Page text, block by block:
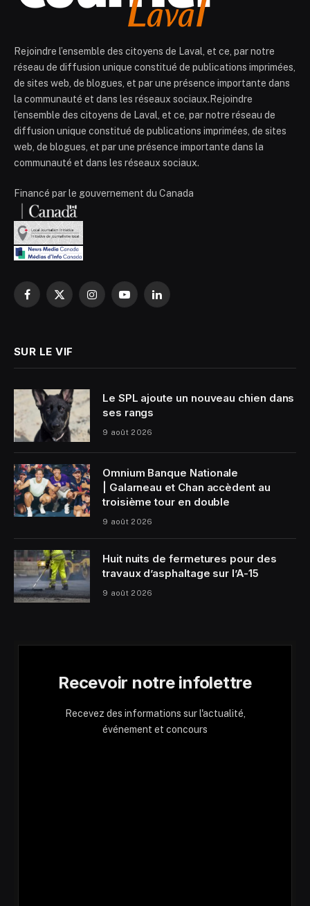
Rejoindre l’ensemble des citoyens de Laval, et ce, par notre
réseau de diffusion unique constitué de publications imprimées,
de sites web, de blogues, et par une présence importante dans
la communauté et dans les réseaux sociaux.Rejoindre
l’ensemble des citoyens de Laval, et ce, par notre réseau de
diffusion unique constitué de publications imprimées, de sites
web, de blogues, et par une présence importante dans la
communauté et dans les réseaux sociaux.
Financé par le gouvernement du Canada
Facebook
X
InstagramYouTubeLinkedIn
SUR LE VIF
Le SPL ajoute un nouveau chien dans
ses rangs
9 août 2026
Omnium Banque Nationale
| Galarneau et Chan accèdent au
troisième tour en double
9 août 2026
Huit nuits de fermetures pour des
travaux d’asphaltage sur l’A-15
9 août 2026
Recevoir notre infolettre
Recevez des informations sur l'actualité,
événement et concours